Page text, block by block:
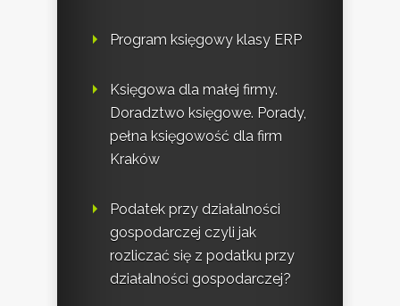
Program księgowy klasy ERP
Księgowa dla małej firmy.
Doradztwo księgowe. Porady,
pełna księgowość dla firm
Kraków
Podatek przy działalności
gospodarczej czyli jak
rozliczać się z podatku przy
działalności gospodarczej?